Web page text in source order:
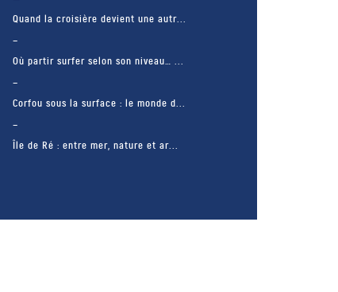
Quand la croisière devient une autr...
Où partir surfer selon son niveau… ...
Corfou sous la surface : le monde d...
Île de Ré : entre mer, nature et ar...